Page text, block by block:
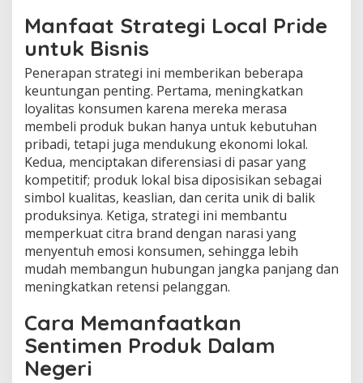
Manfaat Strategi Local Pride
untuk Bisnis
Penerapan strategi ini memberikan beberapa
keuntungan penting. Pertama, meningkatkan
loyalitas konsumen karena mereka merasa
membeli produk bukan hanya untuk kebutuhan
pribadi, tetapi juga mendukung ekonomi lokal.
Kedua, menciptakan diferensiasi di pasar yang
kompetitif; produk lokal bisa diposisikan sebagai
simbol kualitas, keaslian, dan cerita unik di balik
produksinya. Ketiga, strategi ini membantu
memperkuat citra brand dengan narasi yang
menyentuh emosi konsumen, sehingga lebih
mudah membangun hubungan jangka panjang dan
meningkatkan retensi pelanggan.
Cara Memanfaatkan
Sentimen Produk Dalam
Negeri